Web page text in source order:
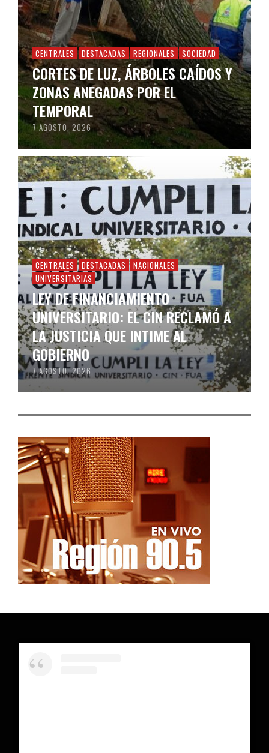
CENTRALES DESTACADAS REGIONALES SOCIEDAD
CORTES DE LUZ, ÁRBOLES CAÍDOS Y
ZONAS ANEGADAS POR EL
TEMPORAL
7 AGOSTO, 2026
CENTRALES DESTACADAS
NACIONALES
UNIVERSITARIAS
LEY DE FINANCIAMIENTO
UNIVERSITARIO: EL CIN RECLAMÓ A
LA JUSTICIA QUE INTIME AL
GOBIERNO
7 AGOSTO, 2026